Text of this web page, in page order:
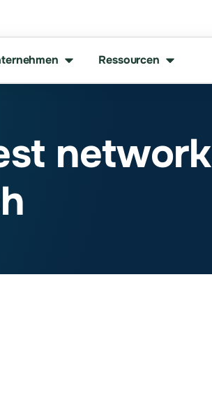
Ressourcen
network